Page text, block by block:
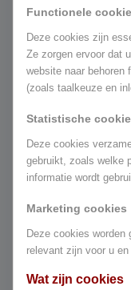
verhoogd,
gevolg
In afwijking
de prijzen
op de
dat
zijn,
Functionele
Deze cookies zijn
Ze zorgen ervoor dat
website naar behoren
(zoals taalkeuze en
Statistische
Deze cookies
gebruikt, zoals welke
informatie wordt
Marketing cookies
Deze cookies worden
relevant zijn voor u en
Wat zijn cookies